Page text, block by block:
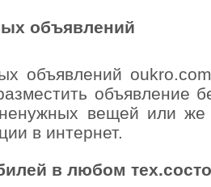
объявлений
объявлений
объявление
вещей или же
в интернет.
в любом